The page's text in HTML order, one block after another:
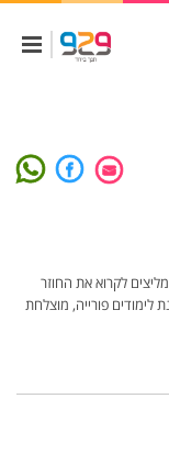
לקרוא את החוזר
לימודים פורייה, מוצלחת